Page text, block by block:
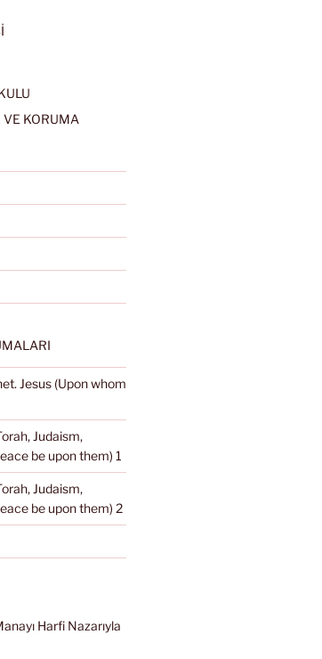
VE KORUMA
Jesus (Upon whom
Judaism,
be upon them) 1
Judaism,
be upon them) 2
Harfi Nazarıyla